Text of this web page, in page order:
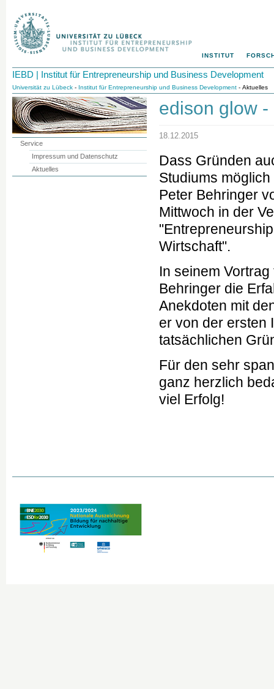
INSTITUT
IEBD | Institut für Entrepreneurship und Business Development
Universität zu Lübeck - Institut für Entrepreneurship und Business Development - Aktuelles
edison glow
18.12.2015
Dass Gründen
Studiums
Peter Behringer
Mittwoch in der
Wirtschaft".
In seinem
Behringer die
Anekdoten mit
er von der ersten
tatsächlichen
Für den sehr
ganz herzlich
viel Erfolg!
Service
Impressum und Datenschutz
Aktuelles